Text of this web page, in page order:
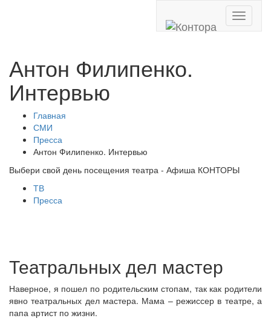
Toggle
Антон Филипенко.
Интервью
Главная
СМИ
Пресса
Антон Филипенко. Интервью
Выбери свой день посещения театра - Афиша КОНТОРЫ
ТВ
Пресса
Театральных дел мастер
Наверное, я пошел по родительским стопам, так как родители
явно театральных дел мастера. Мама – режиссер в театре, а
папа артист по жизни.